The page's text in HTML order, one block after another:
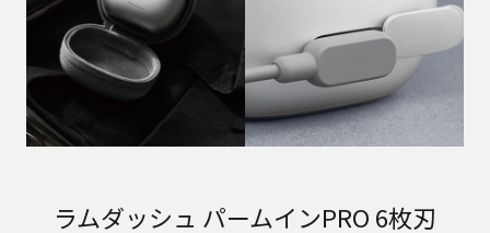
ラムダッシュ パームインPRO 6枚刃